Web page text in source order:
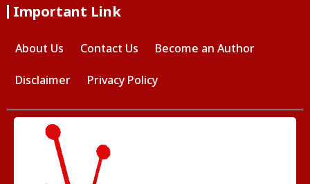
Important Link
About Us Contact Us Become an Author
Disclaimer Privacy Policy